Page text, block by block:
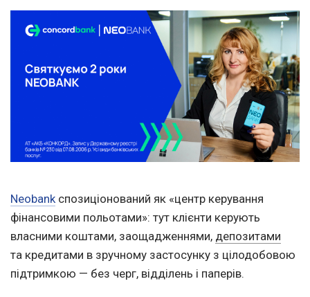
Neobank спозиціонований як «центр керування
фінансовими польотами»: тут клієнти керують
власними коштами, заощадженнями, депозитами
та кредитами в зручному застосунку з цілодобовою
підтримкою — без черг, відділень і паперів.